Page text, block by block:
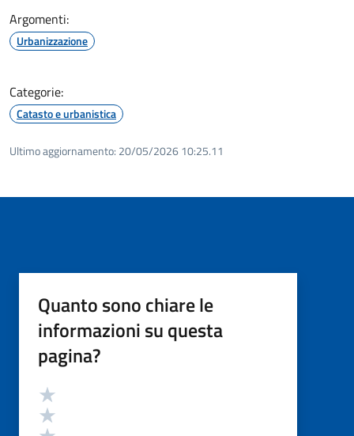
Argomenti:
Urbanizzazione
Categorie:
Catasto e urbanistica
Ultimo aggiornamento: 20/05/2026 10:25.11
Quanto sono chiare le
informazioni su questa
pagina?
Valutazione